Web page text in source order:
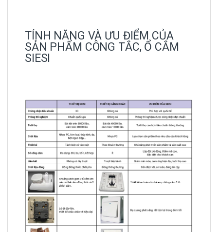
TÍNH NĂNG VÀ ƯU ĐIỂM CỦA
SẢN PHẨM CÔNG TẮC, Ổ CẮM
SIESI